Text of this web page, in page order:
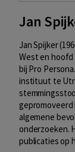
Jan
Jan Spijker
West en
bij Pro
instituut te
gepromoveerd
algemene
onderzoeken.
publicaties op